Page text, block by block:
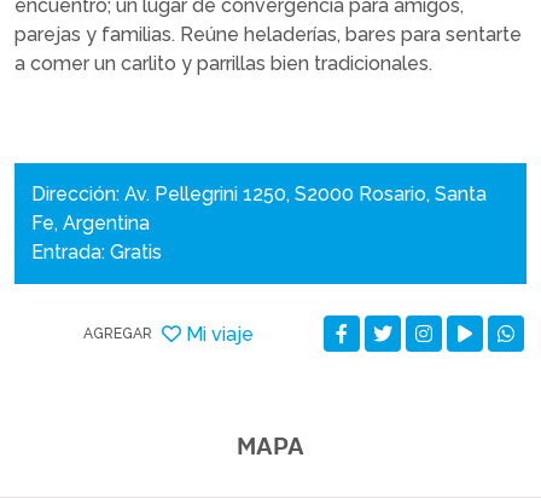
encuentro; un lugar de convergencia para amigos,
parejas y familias. Reúne heladerías, bares para sentarte
a comer un carlito y parrillas bien tradicionales.
Dirección: Av. Pellegrini 1250, S2000 Rosario, Santa
Fe, Argentina
Entrada: Gratis
AGREGAR Mi viaje
MAPA